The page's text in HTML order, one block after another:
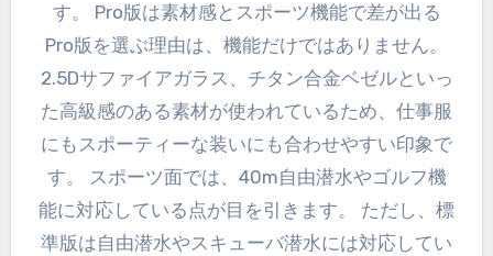
す。 Pro版は素材感とスポーツ機能で差が出る
Pro版を選ぶ理由は、機能だけではありません。
2.5Dサファイアガラス、チタン合金ベゼルといっ
た高級感のある素材が使われているため、仕事服
にもスポーティーな装いにも合わせやすい印象で
す。 スポーツ面では、40m自由潜水やゴルフ機
能に対応している点が目を引きます。 ただし、標
準版は自由潜水やスキューバ潜水には対応してい